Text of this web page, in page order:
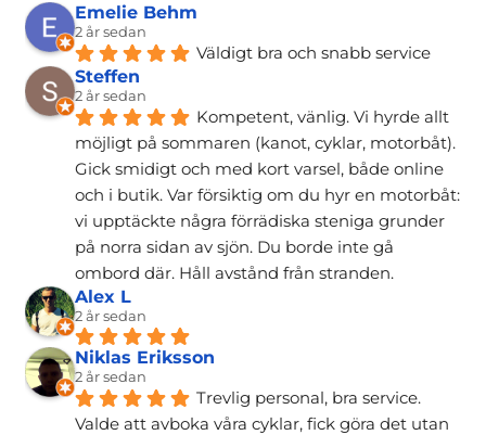
Emelie Behm
2 år sedan
Väldigt bra och snabb service
Steffen
2 år sedan
Kompetent, vänlig. Vi hyrde allt
möjligt på sommaren (kanot, cyklar, motorbåt).
Gick smidigt och med kort varsel, både online
och i butik. Var försiktig om du hyr en motorbåt:
vi upptäckte några förrädiska steniga grunder
på norra sidan av sjön. Du borde inte gå
ombord där. Håll avstånd från stranden.
Alex L
2 år sedan
Niklas Eriksson
2 år sedan
Trevlig personal, bra service.
Valde att avboka våra cyklar, fick göra det utan